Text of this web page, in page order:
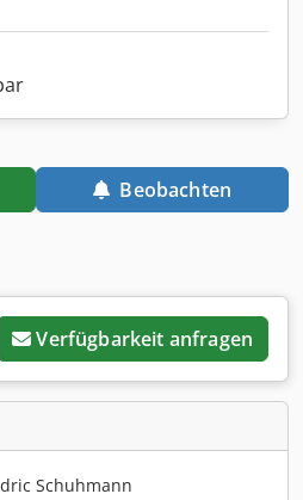
Beobachten
Verfügbarkeit anfragen
Schuhmann